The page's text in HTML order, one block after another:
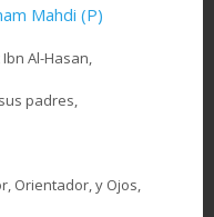
Mahdi (P)
Al-Hasan,
padres,
Orientador, y Ojos,